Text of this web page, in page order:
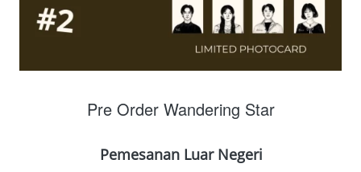
Pre Order Wandering Star
Pemesanan Luar Negeri